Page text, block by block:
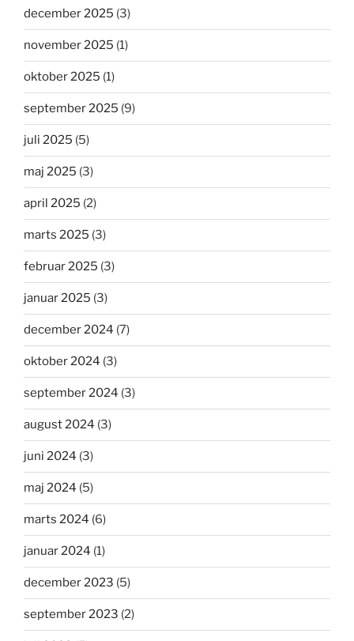
december 2025 (3)
november 2025 (1)
oktober 2025 (1)
september 2025 (9)
juli 2025 (5)
maj 2025 (3)
april 2025 (2)
marts 2025 (3)
februar 2025 (3)
januar 2025 (3)
december 2024 (7)
oktober 2024 (3)
september 2024 (3)
august 2024 (3)
juni 2024 (3)
maj 2024 (5)
marts 2024 (6)
januar 2024 (1)
december 2023 (5)
september 2023 (2)